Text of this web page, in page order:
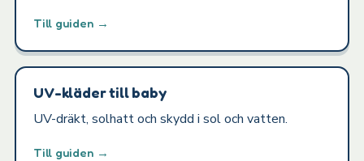
Till guiden →
UV-kläder till baby
UV-dräkt, solhatt och skydd i sol och vatten.
Till guiden →